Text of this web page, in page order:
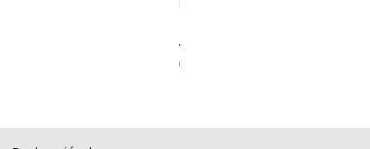
Precio
0,00 US$